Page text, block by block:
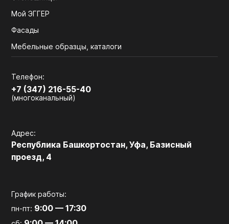
Мой ЭГГЕР
Фасады
Мебельные образцы, каталоги
Телефон:
+7 (347) 216-55-40
(многоканальный)
Адрес:
Республика Башкортостан, Уфа, Базисный
проезд, 4
График работы:
пн-пт: 9:00 — 17:30